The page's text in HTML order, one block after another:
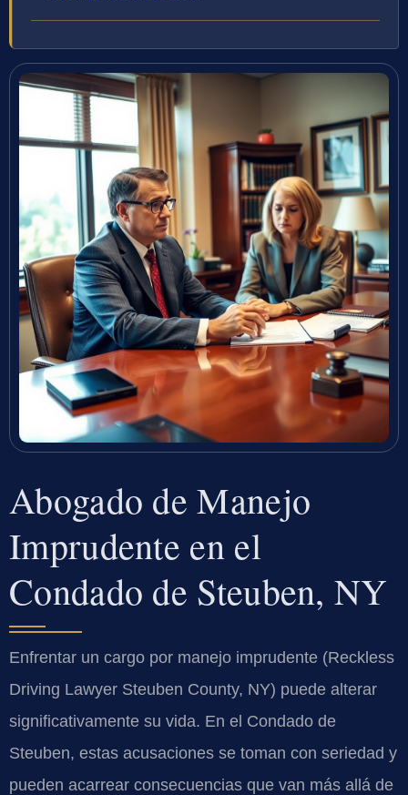
Abogado de Manejo
Imprudente en el
Condado de Steuben, NY
Enfrentar un cargo por manejo imprudente (Reckless
Driving Lawyer Steuben County, NY) puede alterar
significativamente su vida. En el Condado de
Steuben, estas acusaciones se toman con seriedad y
pueden acarrear consecuencias que van más allá de